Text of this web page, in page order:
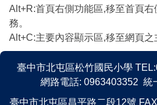
Alt+R:首頁右側功能區,移至首頁
務。
Alt+C:主要內容顯示區,移至網頁之
臺中市北屯區松竹國民小學
網路電話: 0963403352 統
臺中市北屯區昌平路二段12號